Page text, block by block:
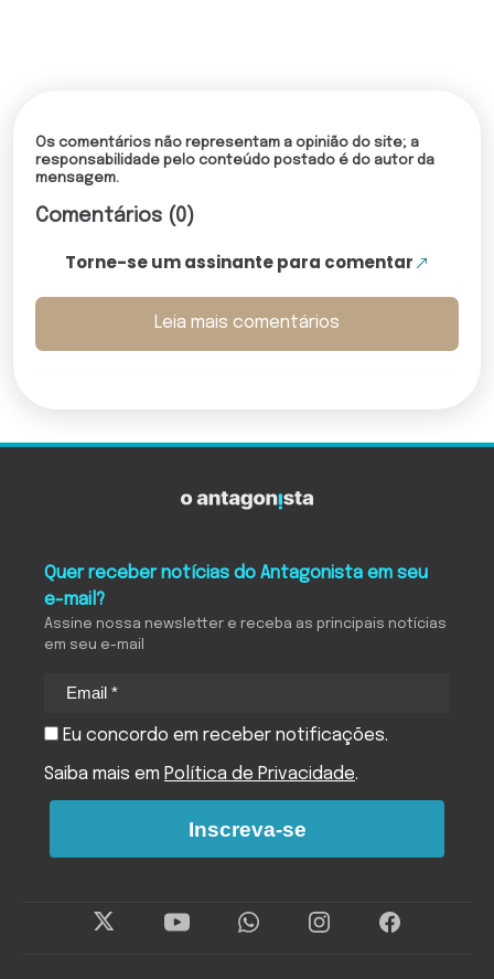
Os comentários não representam a opinião do site; a
responsabilidade pelo conteúdo postado é do autor da
mensagem.
Comentários (0)
Torne-se um assinante para comentar
Leia mais comentários
Quer receber notícias do Antagonista em seu
e-mail?
Assine nossa newsletter e receba as principais notícias
em seu e-mail
Eu concordo em receber notificações.
Saiba mais em Política de Privacidade.
Inscreva-se